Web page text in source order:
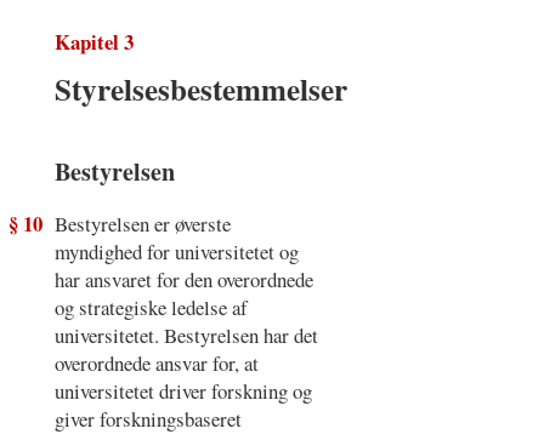
Kapitel 3
Styrelsesbestemmelser
Bestyrelsen
§ 10 Bestyrelsen er øverste
myndighed for universitetet og
har ansvaret for den overordnede
og strategiske ledelse af
universitetet. Bestyrelsen har det
overordnede ansvar for, at
universitetet driver forskning og
giver forskningsbaseret